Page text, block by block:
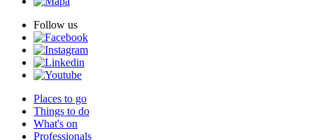
Follow us
Places to go
Things to do
What's on
Professionals